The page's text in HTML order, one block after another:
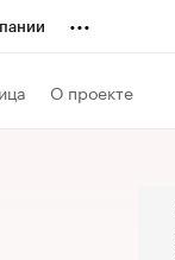
...
О проекте